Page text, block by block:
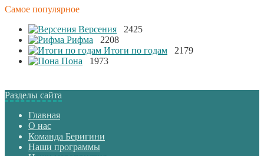
Самое популярное
Версения
2425
Рифма
2208
Итоги по годам
2179
Пона
1973
Разделы сайта
Главная
О нас
Команда Беригини
Наши программы